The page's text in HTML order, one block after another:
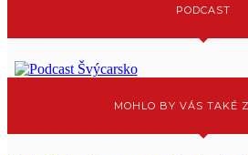
PODCAST
MOHLO BY VÁS TAKÉ